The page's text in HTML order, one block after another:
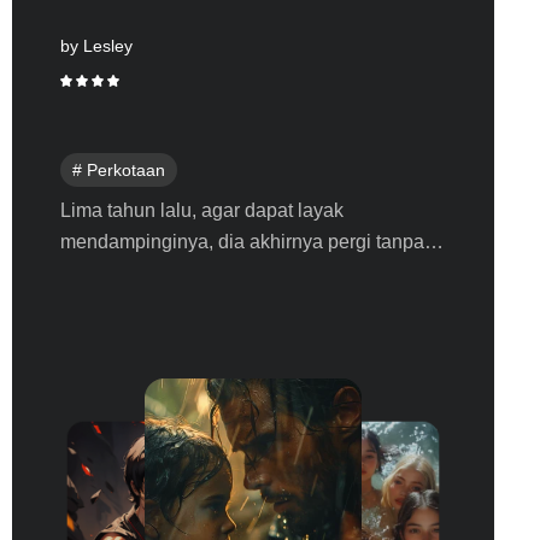
by Myles
# Practice
Aku mempunyai tujuh kakak perempuan
yang cantik, semuanya sangat menyayangi
dingin! Kakak kedua, Elsha Lin, seorang
dokter yang terampil! Kakak ketiga Sally Liu,
assasin yang menggoda! Kakak keempat
Cella Wang, seorang reporter cantik! Kakak
kelima, Karin Chu, sangatlah misterius dan